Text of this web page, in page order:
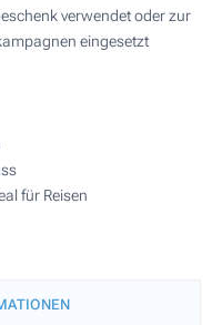
verwendet oder zur
eingesetzt
für Reisen